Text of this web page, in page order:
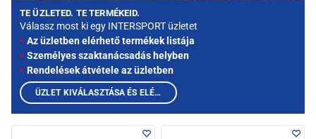
TE ÜZLETED. TE TERMÉKEID.
Válassz most ki egy INTERSPORT üzletet
Az üzletben elérhető termékek listája
Személyes szaktanácsadás helyben
Rendelések átvétele az üzletben
ÜZLET KIVÁLASZTÁSA ÉS ELÉRHETŐ TERMÉKEK MEGTEKINTÉSE